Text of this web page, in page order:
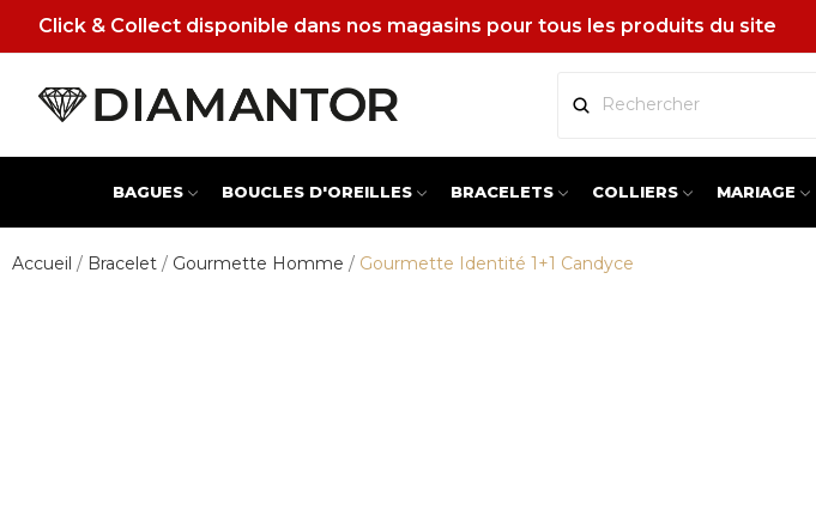
Click & Collect disponible dans nos magasins pour tous les produits du site
BAGUES BOUCLES D'OREILLES BRACELETS COLLIERS MARIAGE
Accueil Bracelet Gourmette Homme Gourmette Identité 1+1 Candyce